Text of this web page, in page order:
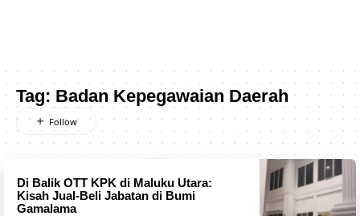
Tag:Badan Kepegawaian Daerah
Di Balik OTT KPK di Maluku Utara:
Kisah Jual-Beli Jabatan di Bumi
Gamalama